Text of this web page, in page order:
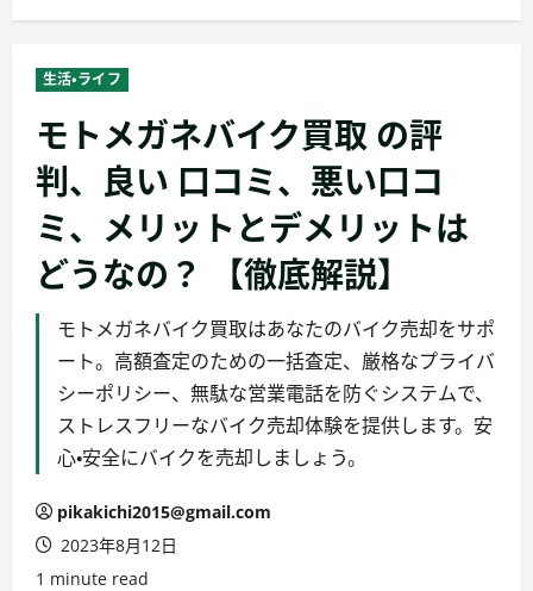
ニ
ュ
ー
生活・ライフ
モトメガネバイク買取 の評
判、良い 口コミ、悪い口コ
ミ、メリットとデメリットは
どうなの？ 【徹底解説】
モトメガネバイク買取はあなたのバイク売却をサポ
ート。高額査定のための一括査定、厳格なプライバ
シーポリシー、無駄な営業電話を防ぐシステムで、
ストレスフリーなバイク売却体験を提供します。安
心・安全にバイクを売却しましょう。
pikakichi2015@gmail.com
2023年8月12日
1 minute read